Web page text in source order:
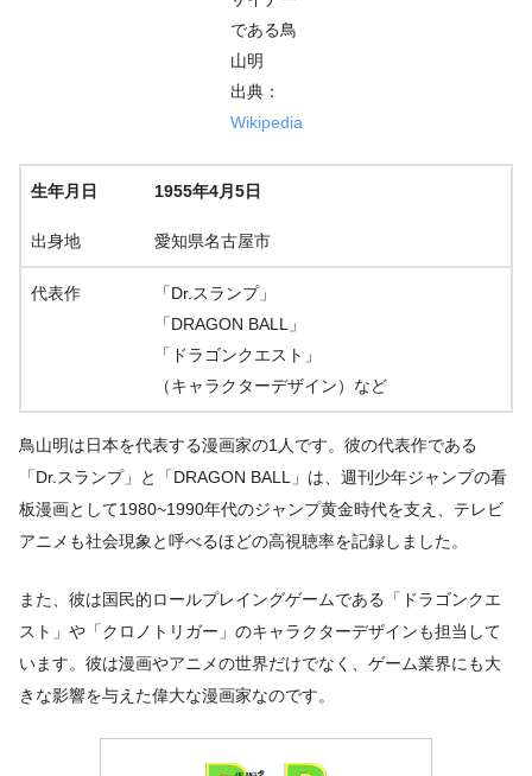
である鳥
山明
出典：
Wikipedia
生年月日 1955年4月5日
出身地 愛知県名古屋市
代表作
「Dr.スランプ」
「DRAGON BALL」
「ドラゴンクエスト」
（キャラクターデザイン）など
鳥山明は日本を代表する漫画家の1人です。彼の代表作である
「Dr.スランプ」と「DRAGON BALL」は、週刊少年ジャンプの看
板漫画として1980~1990年代のジャンプ黄金時代を支え、テレビ
アニメも社会現象と呼べるほどの高視聴率を記録しました。
また、彼は国民的ロールプレイングゲームである「ドラゴンクエ
スト」や「クロノトリガー」のキャラクターデザインも担当して
います。彼は漫画やアニメの世界だけでなく、ゲーム業界にも大
きな影響を与えた偉大な漫画家なのです。